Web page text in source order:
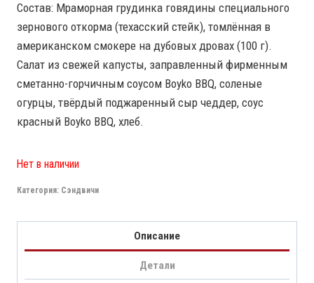
Состав: Мраморная грудинка говядины специального
зернового откорма (техасский стейк), томлённая в
американском смокере на дубовых дровах (100 г).
Салат из свежей капусты, заправленный фирменным
сметанно-горчичным соусом Boyko BBQ, соленые
огурцы, твёрдый поджаренный сыр чеддер, соус
красный Boyko BBQ, хлеб.
Нет в наличии
Категория: Сэндвичи
Описание
Детали